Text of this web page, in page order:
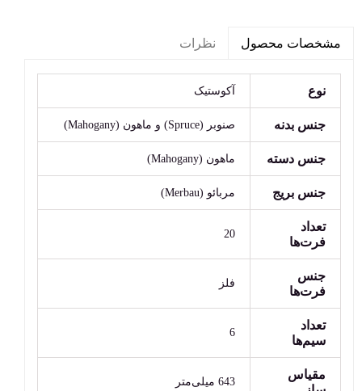
مشخصات محصول نظرات
نوع آکوستیک
جنس بدنه صنوبر (Spruce) و ماهون (Mahogany)
جنس دسته ماهون (Mahogany)
جنس بریج مربائو (Merbau)
تعداد
فرت‌ها
20
جنس
فرت‌ها
فلز
تعداد
سیم‌ها
6
مقیاس
643 میلی‌متر